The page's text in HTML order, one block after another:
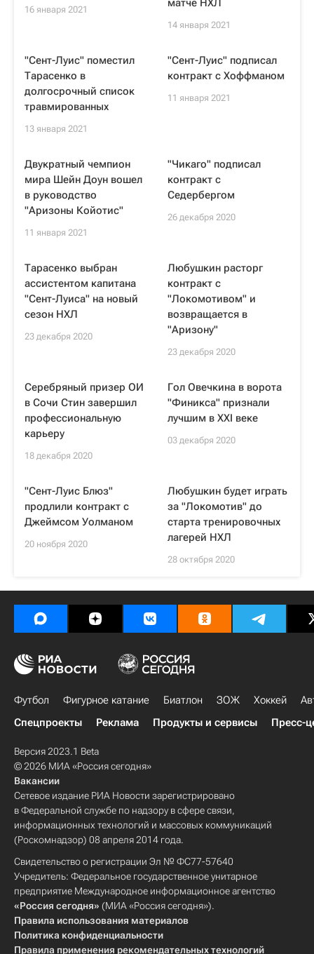
16 января 2021
матче НХЛ
14 января 2021
"Сент-Луис" поместил
Тарасенко в
долгосрочный список
травмированных
13 января 2021
"Сент-Луис" подписал
контракт с Хоффманом
11 января 2021
Двукратный чемпион
мира Шейн Доун вошел
в руководство
"Аризоны Койотис"
11 января 2021
"Чикаго" подписал
контракт с
Седербергом
26 декабря 2020
Тарасенко выбран
ассистентом капитана
"Сент-Луиса" на новый
сезон НХЛ
23 декабря 2020
Любушкин расторг
контракт с
"Локомотивом" и
возвращается в
"Аризону"
23 декабря 2020
Серебряный призер ОИ
в Сочи Стин завершил
профессиональную
карьеру
18 декабря 2020
Гол Овечкина в ворота
"Финикса" признали
лучшим в XXI веке
03 декабря 2020
"Сент-Луис Блюз"
продлили контракт с
Джеймсом Уолманом
20 ноября 2020
Любушкин будет играть
за "Локомотив" до
старта тренировочных
лагерей НХЛ
28 октября 2020
Футбол Фигурное катание Биатлон ЗОЖ Хоккей
Спецпроекты
Реклама Продукты и сервисы Пресс-
Версия 2023.1 Beta
© 2026 МИА «Россия сегодня»
Вакансии
Сетевое издание РИА Новости зарегистрировано
в Федеральной службе по надзору в сфере связи,
информационных технологий и массовых коммуникаций
(Роскомнадзор) 08 апреля 2014 года.
Свидетельство о регистрации Эл № ФС77-57640
Учредитель: Федеральное государственное унитарное
предприятие Международное информационное агентство
«Россия сегодня» (МИА «Россия сегодня»).
Правила использования материалов
Политика конфиденциальности
Правила применения рекомендательных технологий